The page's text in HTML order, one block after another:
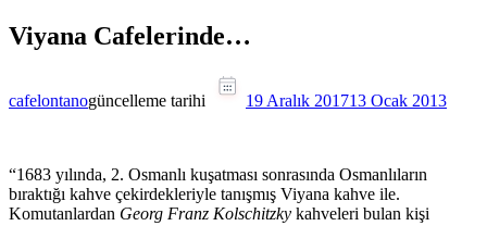
Viyana Cafelerinde…
cafelontanogüncelleme tarihi 19 Aralık 201713 Ocak 2013
“1683 yılında, 2. Osmanlı kuşatması sonrasında Osmanlıların
bıraktığı kahve çekirdekleriyle tanışmış Viyana kahve ile.
Komutanlardan Georg Franz Kolschitzky kahveleri bulan kişi